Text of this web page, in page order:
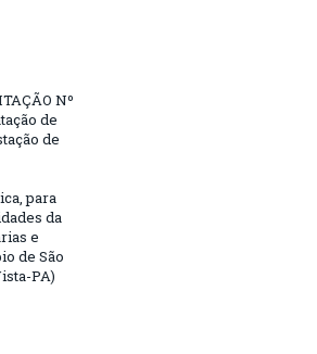
Nº
de
de
para
da
e
de São
PA)